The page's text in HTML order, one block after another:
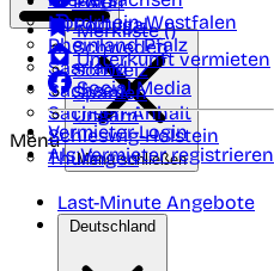
Nordrhein-Westfalen
Rheinland Pfalz
Saarland
Sachsen
Sachsen-Anhalt
Schleswig-Holstein
Thüringen
Portugal
Schweden
Schweiz
Spanien
Ungarn
Merkliste ()
Unterkunft vermieten
Social Media
Vermieter-Login
Als Vermieter registrieren
Menü
Menü schließen
Last-Minute Angebote
Deutschland